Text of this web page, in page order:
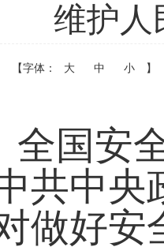
维护人
【字体： 大 中 小 】
全国安
共中央
做好安